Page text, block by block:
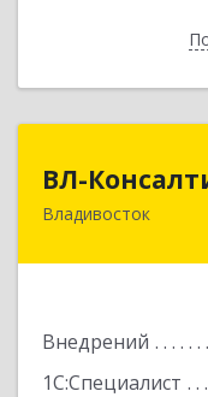
ВЛ-
Владивосток
Внедрений
1С:Специалист
690109,